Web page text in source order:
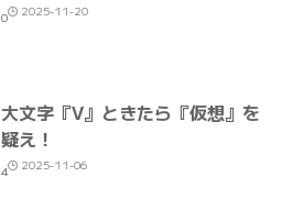
0 2025-11-20
大文字『V』ときたら『仮想』を
疑え！
4 2025-11-06